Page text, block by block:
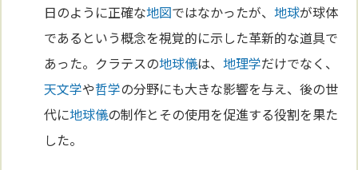
日のように正確な地図ではなかったが、地球が球体
であるという概念を視覚的に示した革新的な道具で
あった。クラテスの地球儀は、地理学だけでなく、
天文学や哲学の分野にも大きな影響を与え、後の世
代に地球儀の制作とその使用を促進する役割を果た
した。